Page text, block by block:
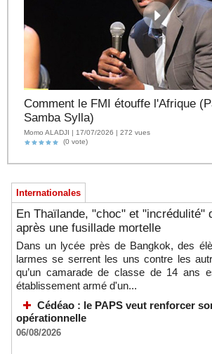
Comment le FMI étouffe l'Afrique
Samba Sylla)
Momo ALADJI | 17/07/2026 | 272 vues
(0 vote)
Internationales
En Thaïlande, "choc" et "incrédulité"
après une fusillade mortelle
Dans un lycée près de Bangkok, des
larmes se serrent les uns contre les
qu’un camarade de classe de 14 ans
établissement armé d'un...
Cédéao : le PAPS veut renforcer
opérationnelle
06/08/2026